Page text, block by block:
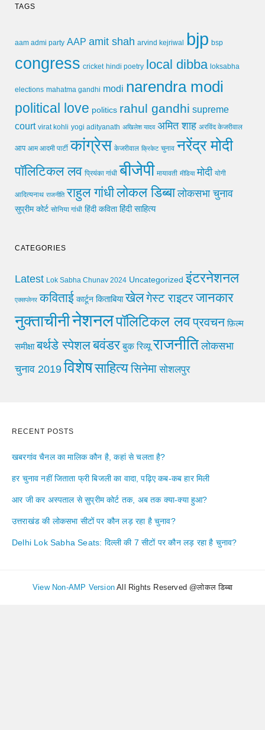
TAGS
aam admi party AAP amit shah arvind kejriwal bjp bsp
congress cricket hindi poetry local dibba loksabha
elections mahatma gandhi modi narendra modi
political love politics rahul gandhi supreme
court virat kohli yogi adityanath अखिलेश यादव अमित शाह अरविंद केजरीवाल
आप आम आदमी पार्टी कांग्रेस केजरीवाल क्रिकेट चुनाव नरेंद्र मोदी
पॉलिटिकल लव प्रियंका गांधी बीजेपी मायावती मीडिया मोदी योगी
आदित्यनाथ राजनीति राहुल गांधीलोकल डिब्बा लोकसभा चुनाव
सुप्रीम कोर्ट सोनिया गांधी हिंदी कविता हिंदी साहित्य
CATEGORIES
Latest Lok Sabha Chunav 2024 Uncategorized इंटरनेशनल
एक्सप्लेनर कविताई कार्टून किताबिया खेलगेस्ट राइटरजानकार
नुक्ताचीनीनेशनलपॉलिटिकल लवप्रवचन फ़िल्म
समीक्षा बर्थडे स्पेशलबवंडर बुक रिव्यू राजनीति लोकसभा
चुनाव 2019 विशेषसाहित्यसिनेमा सोशलपुर
RECENT POSTS
खबरगांव चैनल का मालिक कौन है, कहां से चलता है?
हर चुनाव नहीं जिताता फ्री बिजली का वादा, पढ़िए कब-कब हार मिली
आर जी कर अस्पताल से सुप्रीम कोर्ट तक, अब तक क्या-क्या हुआ?
उत्तराखंड की लोकसभा सीटों पर कौन लड़ रहा है चुनाव?
Delhi Lok Sabha Seats: दिल्ली की 7 सीटों पर कौन लड़ रहा है चुनाव?
View Non-AMP Version All Rights Reserved @लोकल डिब्बा